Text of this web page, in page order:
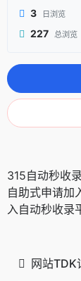
3 日浏览
227 总浏览
315自动秒收
自助式申请加
入自动秒收录
网站TDK